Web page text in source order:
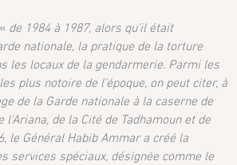
de 1984 à 1987, alors qu’il était
nationale, la pratique de la torture
les locaux de la gendarmerie. Parmi les
plus notoire de l’époque, on peut citer, à
de la Garde nationale à la caserne de
de la Cité de Tadhamoun et de
le Général Habib Ammar a créé la
services spéciaux, désignée comme le